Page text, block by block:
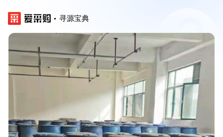
寻源宝典